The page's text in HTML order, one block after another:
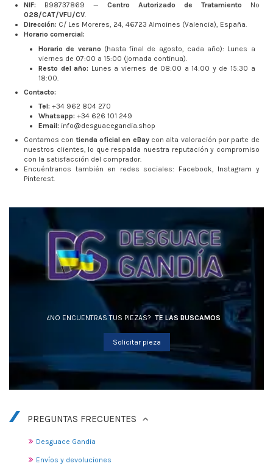
NIF: B98737869 — Centro Autorizado de Tratamiento Nº
028/CAT/VFU/CV.
Dirección: C/ Les Moreres, 24, 46723 Almoines (Valencia), España.
Horario comercial:
Horario de verano (hasta final de agosto, cada año): Lunes a
viernes de 07:00 a 15:00 (jornada continua).
Resto del año: Lunes a viernes de 08:00 a 14:00 y de 15:30 a
18:00.
Contacto:
Tel: +34 962 804 270
Whatsapp: +34 626 101 249
Email: info@desguacegandia.shop
Contamos con tienda oficial en eBaycon alta valoración por parte de
nuestros clientes, lo que respalda nuestra reputación y compromiso
con la satisfacción del comprador.
Encuéntranos también en redes sociales: Facebook, Instagram y
Pinterest.
¿NO ENCUENTRAS TUS PIEZAS? TE LAS BUSCAMOS
Solicitar pieza
PREGUNTAS FRECUENTES
Desguace Gandia
Envíos y devoluciones